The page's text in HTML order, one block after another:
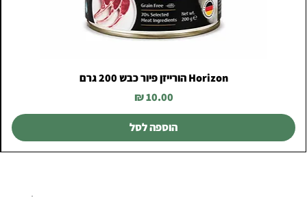
Horizon הורייזן פיור כבש 200 גרם
מחיר
הוספה לסל